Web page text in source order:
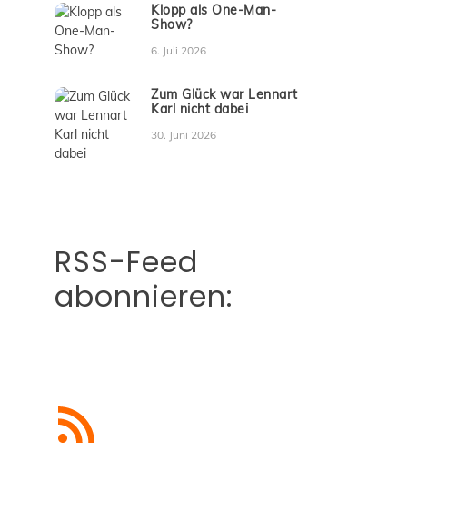
Klopp als One-Man-
Show?
6. Juli 2026
Zum Glück war Lennart
Karl nicht dabei
30. Juni 2026
RSS-Feed
abonnieren:
RSS-Feed abonnieren